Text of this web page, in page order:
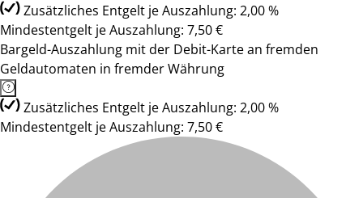
Zusätzliches Entgelt je Auszahlung: 2,00 %
Mindestentgelt je Auszahlung: 7,50 €
Bargeld-Auszahlung mit der Debit-Karte an fremden
Geldautomaten in fremder Währung
Zusätzliches Entgelt je Auszahlung: 2,00 %
Mindestentgelt je Auszahlung: 7,50 €